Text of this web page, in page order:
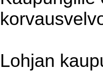
Lohjan